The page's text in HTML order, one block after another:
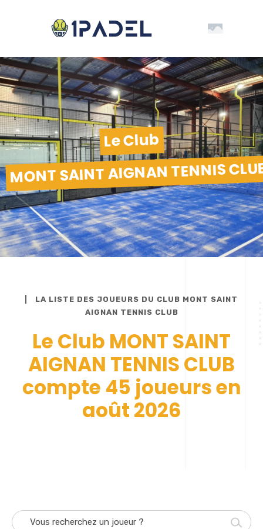
Le Club
MONT SAINT AIGNAN TENNIS
LA LISTE DES JOUEURS DU CLUB MONT SAINT
AIGNAN TENNIS CLUB
Le Club MONT SAINT
AIGNAN TENNIS CLUB
compte 45 joueurs en
août 2026